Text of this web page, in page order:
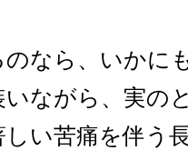
なら、いかに
ながら、実の
い苦痛を伴う